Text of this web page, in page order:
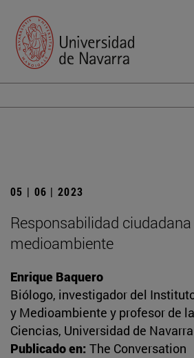
05 | 06 | 2023
Responsabilidad ciudadana
medioambiente
Enrique Baquero
Biólogo, investigador del
y Medioambiente y profesor de
Ciencias, Universidad de Navarra
Publicado en: The Conversation